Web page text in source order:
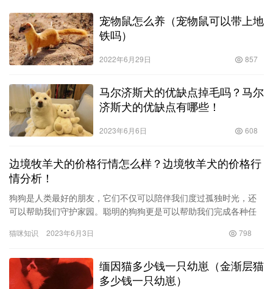
宠物鼠怎么养（宠物鼠可以带上地
铁吗）
2022年6月29日 857
马尔济斯犬的优缺点掉毛吗？马尔
济斯犬的优缺点有哪些！
2023年6月6日 608
边境牧羊犬的价格行情怎么样？边境牧羊犬的价格行
情分析！
狗狗是人类最好的朋友，它们不仅可以陪伴我们度过孤独时光，还
可以帮助我们守护家园。聪明的狗狗更是可以帮助我们完成各种任
有品种…
猫咪知识 2023年6月3日 798
缅因猫多少钱一只幼崽（金渐层猫
多少钱一只幼崽）